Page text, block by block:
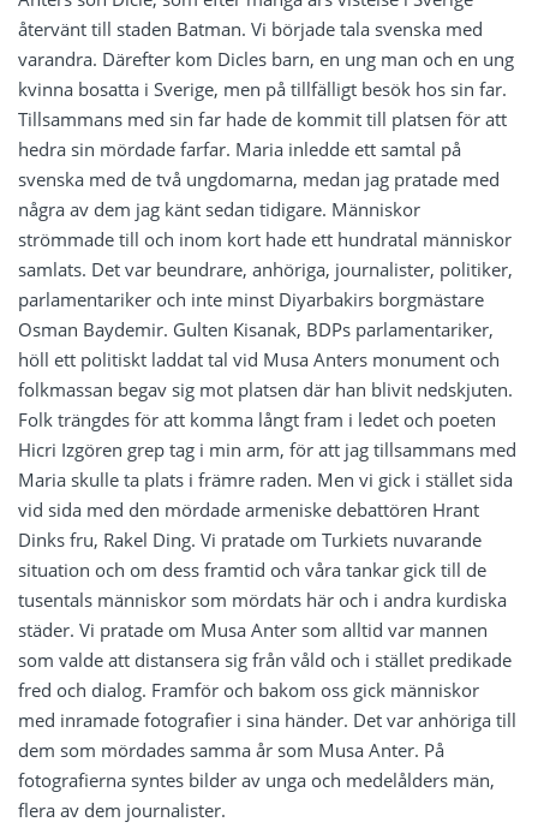
återvänt till staden Batman. Vi började tala svenska med
varandra. Därefter kom Dicles barn, en ung man och en ung
kvinna bosatta i Sverige, men på tillfälligt besök hos sin far.
Tillsammans med sin far hade de kommit till platsen för att
hedra sin mördade farfar. Maria inledde ett samtal på
svenska med de två ungdomarna, medan jag pratade med
några av dem jag känt sedan tidigare. Människor
strömmade till och inom kort hade ett hundratal människor
samlats. Det var beundrare, anhöriga, journalister, politiker,
parlamentariker och inte minst Diyarbakirs borgmästare
Osman Baydemir. Gulten Kisanak, BDPs parlamentariker,
höll ett politiskt laddat tal vid Musa Anters monument och
folkmassan begav sig mot platsen där han blivit nedskjuten.
Folk trängdes för att komma långt fram i ledet och poeten
Hicri Izgören grep tag i min arm, för att jag tillsammans med
Maria skulle ta plats i främre raden. Men vi gick i stället sida
vid sida med den mördade armeniske debattören Hrant
Dinks fru, Rakel Ding. Vi pratade om Turkiets nuvarande
situation och om dess framtid och våra tankar gick till de
tusentals människor som mördats här och i andra kurdiska
städer. Vi pratade om Musa Anter som alltid var mannen
som valde att distansera sig från våld och i stället predikade
fred och dialog. Framför och bakom oss gick människor
med inramade fotografier i sina händer. Det var anhöriga till
dem som mördades samma år som Musa Anter. På
fotografierna syntes bilder av unga och medelålders män,
flera av dem journalister.